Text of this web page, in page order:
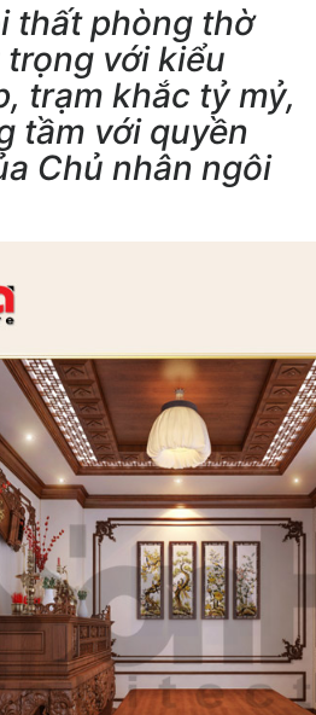
thất phòng thờ
với kiểu
trạm khắc tỷ mỷ,
tầm với quyền
Chủ nhân ngôi